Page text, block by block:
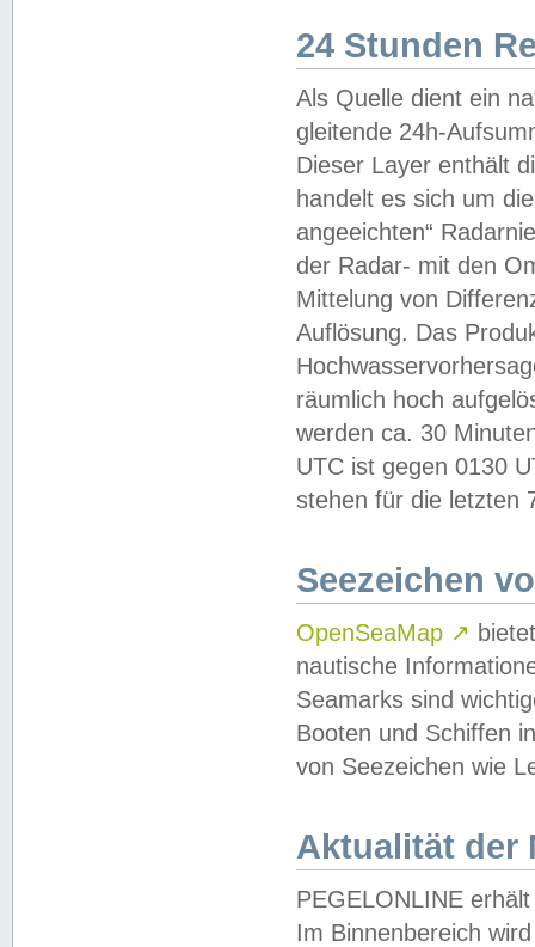
24 Stunden
Als Quelle dient ein
gleitende 24h-
Dieser Layer enthält
handelt es sich um
angeeichten“
der Radar- mit den
Mittelung von
Auflösung. Das
räumlich hoch
werden ca. 30
UTC ist gegen 0130
stehen für die letzten
Seezeichen
OpenSeaMap ↗
nautische
Seamarks sind
Booten und Schiffen
von Seezeichen wie
Aktualität der
PEGELONLINE
Im Binnenbereich